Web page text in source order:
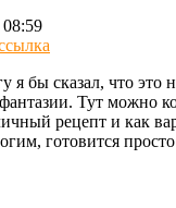
я бы сказал, что это
Тут можно
рецепт и как
готовится